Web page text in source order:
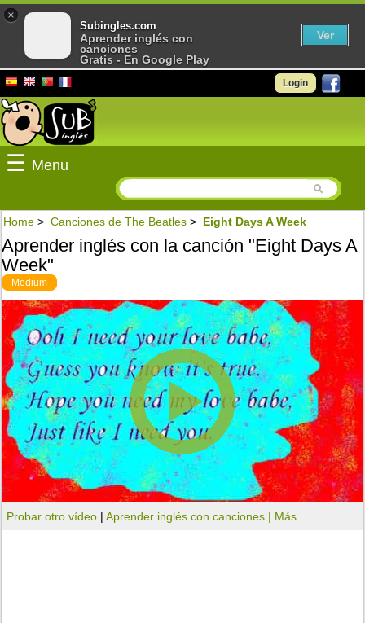
Login
☰ Menu
Home > Canciones de The Beatles > Eight Days A Week
Aprender inglés con la canción "Eight Days A
Week"
Medium
Probar otro vídeo |Aprender inglés con canciones | Más...
×
Subingles.com
Aprender inglés con
canciones
Gratis - En Google Play
Ver